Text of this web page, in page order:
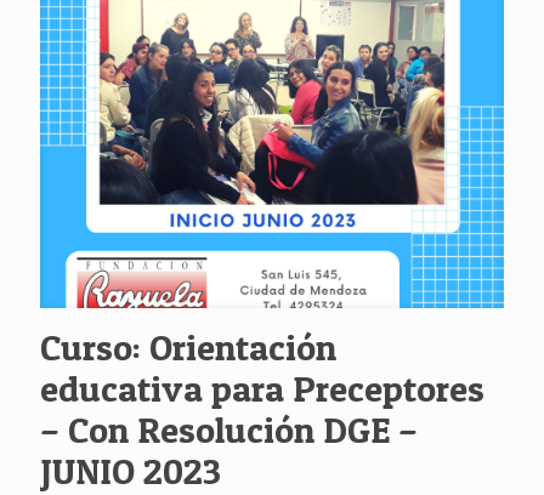
Curso: Orientación
educativa para Preceptores
– Con Resolución DGE –
JUNIO 2023